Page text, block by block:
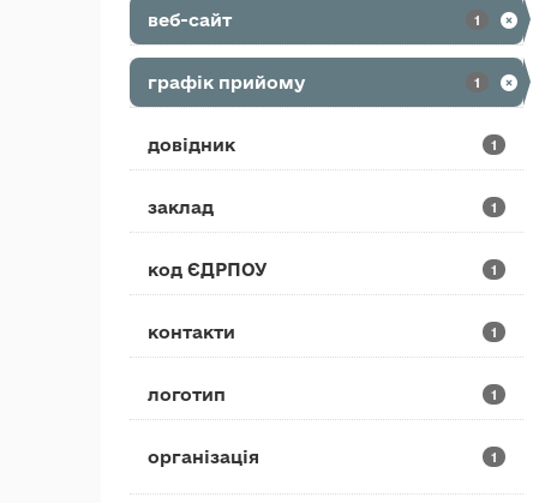
веб-сайт 1
графік прийому 1
довідник 1
заклад 1
код ЄДРПОУ 1
контакти 1
логотип 1
організація 1